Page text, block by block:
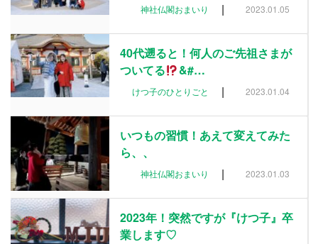
神社仏閣おまいり | 2023.01.05
40代遡ると！何人のご先祖さまが
ついてる
&#…
けつ子のひとりごと | 2023.01.04
いつもの習慣！あえて変えてみた
ら、、
神社仏閣おまいり | 2023.01.03
2023年！突然ですが『けつ子』卒
業します♡